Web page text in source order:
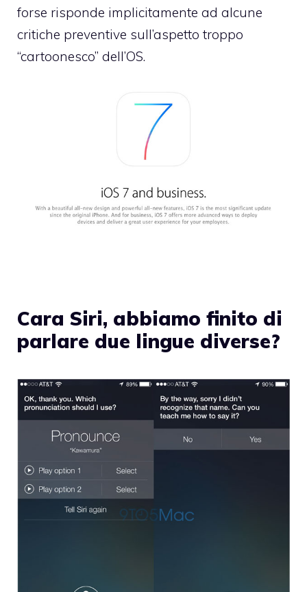
forse risponde implicitamente ad alcune
critiche preventive sull’aspetto troppo
“cartoonesco” dell’OS.
Cara Siri, abbiamo finito di
parlare due lingue diverse?